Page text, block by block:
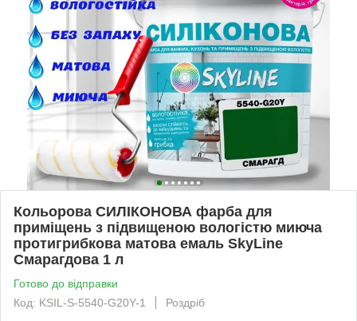
Кольорова СИЛІКОНОВА фарба для
приміщень з підвищеною вологістю миюча
протигрибкова матова емаль SkyLine
Смарагдова 1 л
Готово до відправки
Код: KSIL-S-5540-G20Y-1
Роздріб